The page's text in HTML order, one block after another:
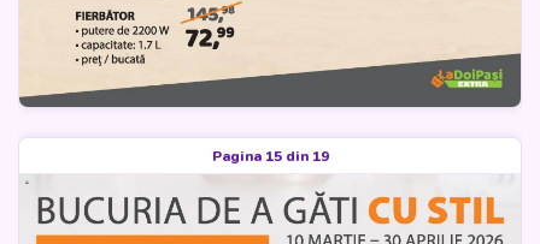
Pagina 15 din 19